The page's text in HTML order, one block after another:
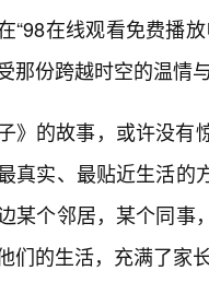
“98在线观看免费播
那份跨越时空的温情与
》的故事，或许没
真实、最贴近生活的
某个邻居，某个同事
们的生活，充满了家